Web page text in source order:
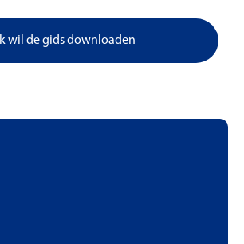
Ik wil de gids downloaden